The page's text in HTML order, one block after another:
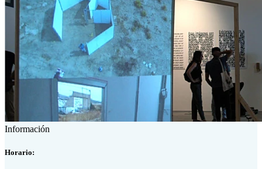
Información
Horario: